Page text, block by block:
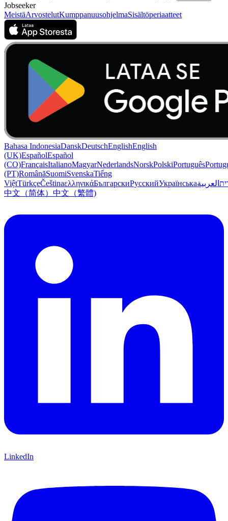
Jobseeker
MeistäArvostelutKumppanuusohjelmaSisältöperiaatteet
Bahasa IndonesiaDanskDeutschEnglishEnglish
(UK)EspañolEspañol
(CO)FrançaisItalianoMagyarNederlandsNorskPolskiPortuguês
(PT)RomânăSuomiSvenskaTiếng
ViệtTürkçeČeštinaελληνικάБългарскиРусскийУкраїнськаالعربية
中文（简体） 中文（繁體)
LinkedIn